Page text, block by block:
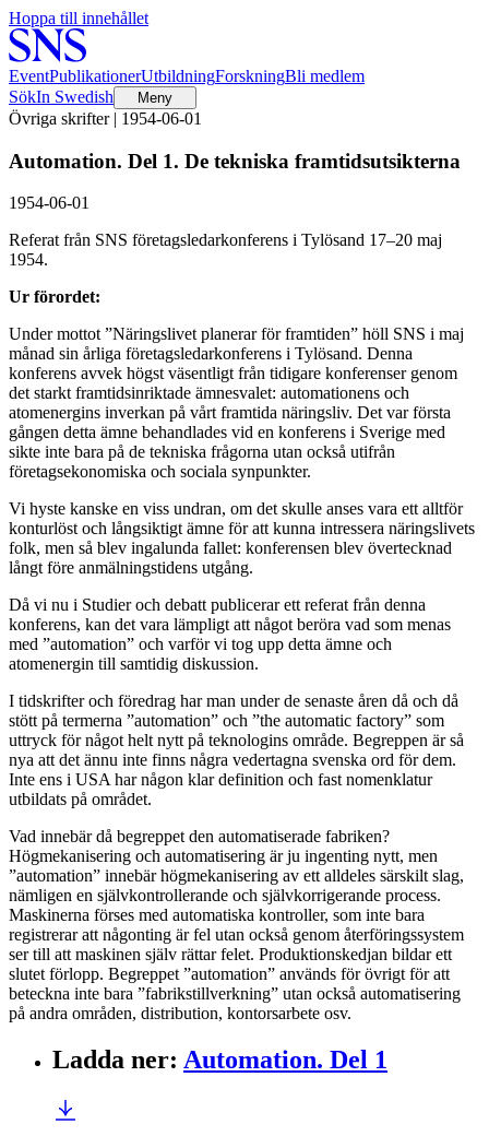
Hoppa till innehållet
EventPublikationerUtbildningForskningBli medlem
SökIn Swedish Meny
Övriga skrifter | 1954-06-01
Automation. Del 1. De tekniska framtidsutsikterna
1954-06-01
Referat från SNS företagsledarkonferens i Tylösand 17–20 maj
1954.
Ur förordet:
Under mottot ”Näringslivet planerar för framtiden” höll SNS i maj
månad sin årliga företagsledarkonferens i Tylösand. Denna
konferens avvek högst väsentligt från tidigare konferenser genom
det starkt framtidsinriktade ämnesvalet: automationens och
atomenergins inverkan på vårt framtida näringsliv. Det var första
gången detta ämne behandlades vid en konferens i Sverige med
sikte inte bara på de tekniska frågorna utan också utifrån
företagsekonomiska och sociala synpunkter.
Vi hyste kanske en viss undran, om det skulle anses vara ett alltför
konturlöst och långsiktigt ämne för att kunna intressera näringslivets
folk, men så blev ingalunda fallet: konferensen blev övertecknad
långt före anmälningstidens utgång.
Då vi nu i Studier och debatt publicerar ett referat från denna
konferens, kan det vara lämpligt att något beröra vad som menas
med ”automation” och varför vi tog upp detta ämne och
atomenergin till samtidig diskussion.
I tidskrifter och föredrag har man under de senaste åren då och då
stött på termerna ”automation” och ”the automatic factory” som
uttryck för något helt nytt på teknologins område. Begreppen är så
nya att det ännu inte finns några vedertagna svenska ord för dem.
Inte ens i USA har någon klar definition och fast nomenklatur
utbildats på området.
Vad innebär då begreppet den automatiserade fabriken?
Högmekanisering och automatisering är ju ingenting nytt, men
”automation” innebär högmekanisering av ett alldeles särskilt slag,
nämligen en självkontrollerande och självkorrigerande process.
Maskinerna förses med automatiska kontroller, som inte bara
registrerar att någonting är fel utan också genom återföringssystem
ser till att maskinen själv rättar felet. Produktionskedjan bildar ett
slutet förlopp. Begreppet ”automation” används för övrigt för att
beteckna inte bara ”fabrikstillverkning” utan också automatisering
på andra områden, distribution, kontorsarbete osv.
Ladda ner: Automation. Del 1